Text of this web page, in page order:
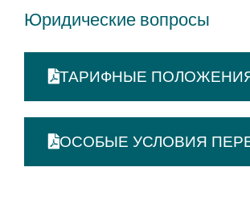
Юридические вопросы
ТАРИФНЫЕ
ОСОБЫЕ УСЛОВИЯ